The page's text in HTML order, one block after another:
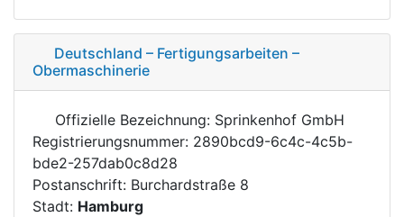
Deutschland – Fertigungsarbeiten –
Obermaschinerie
Offizielle Bezeichnung: Sprinkenhof GmbH
Registrierungsnummer: 2890bcd9-6c4c-4c5b-
bde2-257dab0c8d28
Postanschrift: Burchardstraße 8
Stadt: Hamburg